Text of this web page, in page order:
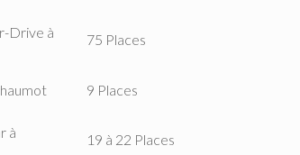
Drive à
75 Places
9 Places
à
19 à 22 Places